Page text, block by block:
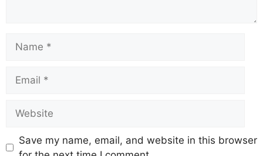
Save my name, email, and website in this browser